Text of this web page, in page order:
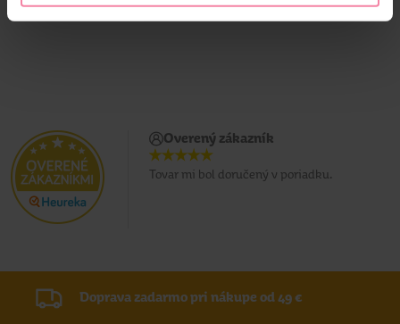
Overený zákazník
Tovar mi bol doručený v poriadku.
Doprava zadarmo pri nákupe od 49 €